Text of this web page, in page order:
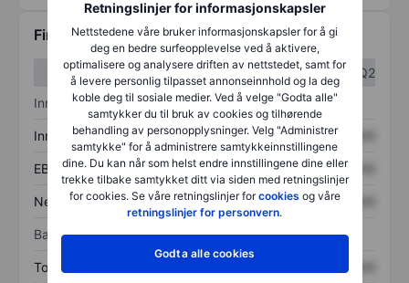
Retningslinjer for informasjonskapsler
Nettstedene våre bruker informasjonskapsler for å gi
deg en bedre surfeopplevelse ved å aktivere,
optimalisere og analysere driften av nettstedet, samt for
å levere personlig tilpasset annonseinnhold og la deg
koble deg til sosiale medier. Ved å velge "Godta alle"
samtykker du til bruk av cookies og tilhørende
behandling av personopplysninger. Velg "Administrer
samtykke" for å administrere samtykkeinnstillingene
dine. Du kan når som helst endre innstillingene dine eller
trekke tilbake samtykket ditt via siden med retningslinjer
for cookies. Se våre retningslinjer forcookies og våre
retningslinjer for personvern.
Godta alle cookies
Finansiell informasjon
Q1
Q2
Inntektsoversikt
Inntekter XXXXXXX XXXXXXX
EBITDA XXXXXXX XXXXXXX
Nettoinntekt XXXXXXX XXXXXXX
Balanse
Totale eiendeler XXXXXXX